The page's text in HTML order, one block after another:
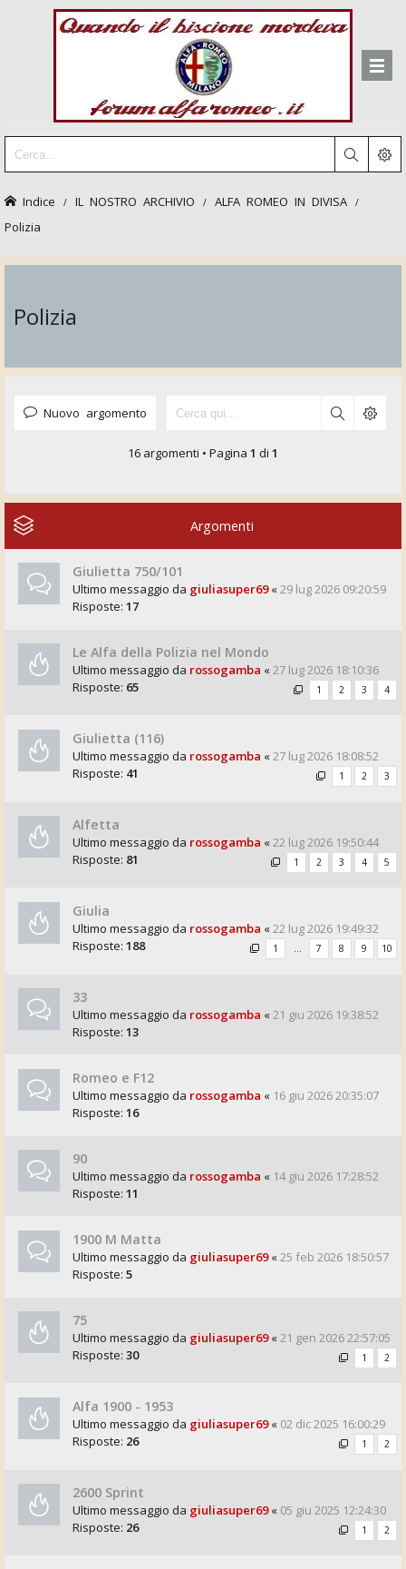
Indice IL NOSTRO ARCHIVIO ALFA ROMEO IN DIVISA
Polizia
Polizia
Nuovo argomento
16 argomenti • Pagina 1 di 1
Argomenti
Giulietta 750/101
Ultimo messaggio da giuliasuper69«29 lug 2026 09:20:59
Risposte: 17
Le Alfa della Polizia nel Mondo
Ultimo messaggio da rossogamba «27 lug 2026 18:10:36
Risposte: 65 1 2 3 4
Giulietta (116)
Ultimo messaggio da rossogamba «27 lug 2026 18:08:52
Risposte: 41 1 2 3
Alfetta
Ultimo messaggio da rossogamba «22 lug 2026 19:50:44
Risposte: 81 1 2 3 4 5
Giulia
Ultimo messaggio da rossogamba «22 lug 2026 19:49:32
Risposte: 188 1 … 7 8 9 10
33
Ultimo messaggio da rossogamba «21 giu 2026 19:38:52
Risposte: 13
Romeo e F12
Ultimo messaggio da rossogamba « 16 giu 2026 20:35:07
Risposte: 16
90
Ultimo messaggio da rossogamba « 14 giu 2026 17:28:52
Risposte: 11
1900 M Matta
Ultimo messaggio da giuliasuper69«25 feb 2026 18:50:57
Risposte: 5
75
Ultimo messaggio da giuliasuper69«21 gen 2026 22:57:05
Risposte: 30 1 2
Alfa 1900 - 1953
Ultimo messaggio da giuliasuper69« 02 dic 2025 16:00:29
Risposte: 26 1 2
2600 Sprint
Ultimo messaggio da giuliasuper69« 05 giu 2025 12:24:30
Risposte: 26 1 2